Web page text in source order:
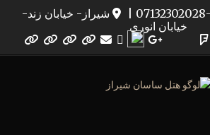
شیراز- خیابان زند-
خیابان انوری